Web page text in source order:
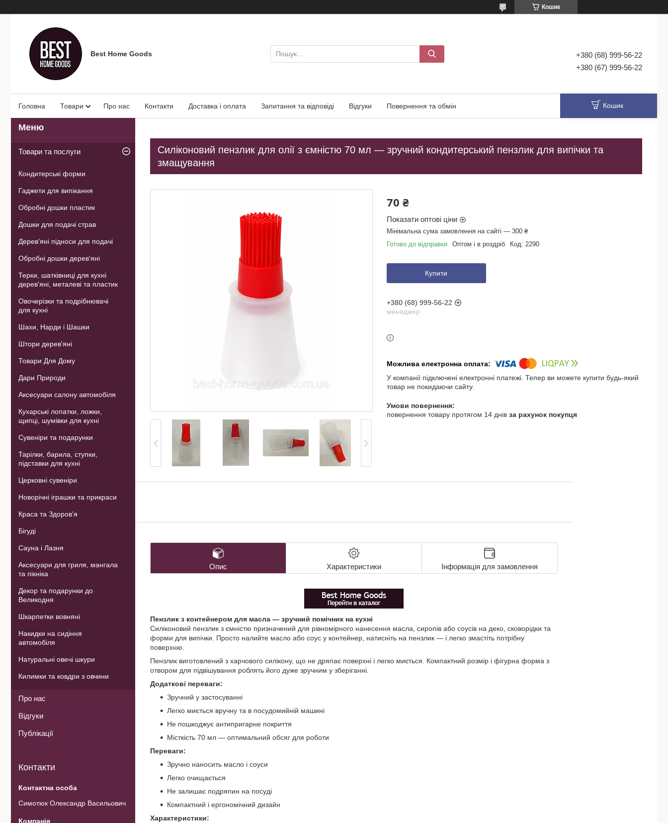
Кошик
Best Home Goods
+380 (68) 999-56-22
+380 (67) 999-56-22
Головна Товари Про нас Контакти Доставка і оплата Запитання та відповіді Відгуки Повернення та обмін Кошик
Силіконовий пензлик для олії з ємністю 70 мл — зручний кондитерський пензлик для випічки та
змащування
70 ₴
Показати оптові ціни
Мінімальна сума замовлення на сайті — 300 ₴
Готово до відправки
Оптом і в роздріб Код: 2290
Купити
+380 (68) 999-56-22
менеджер
У компанії підключені електронні платежі. Тепер ви можете купити будь-який
товар не покидаючи сайту.
повернення товару протягом 14 днів за рахунок покупця
Опис Характеристики Інформація для замовлення
Пензлик з контейнером для масла — зручний помічник на кухні
Силіконовий пензлик з ємністю призначений для рівномірного нанесення масла, сиропів або соусів на деко, сковорідки та
форми для випічки. Просто налийте масло або соус у контейнер, натисніть на пензлик — і легко змастіть потрібну
поверхню.
Пензлик виготовлений з харчового силікону, що не дряпає поверхні і легко миється. Компактний розмір і фігурна форма з
отвором для підвішування роблять його дуже зручним у зберіганні.
Додаткові переваги:
Зручний у застосуванні
Легко миється вручну та в посудомийній машині
Не пошкоджує антипригарне покриття
Місткість 70 мл — оптимальний обсяг для роботи
Переваги:
Зручно наносить масло і соуси
Легко очищається
Не залишає подряпин на посуді
Компактний і ергономічний дизайн
Характеристики:
Товари та послуги
Кондитерські форми
Гаджети для випікання
Обробні дошки пластик
Дошки для подачі страв
Дерев'яні підноси для подачі
Обробні дошки дерев'яні
Терки, шатківниці для кухні
дерев'яні, металеві та пластик
Овочерізки та подрібнювачі
для кухні
Шахи, Нарди і Шашки
Штори дерев'яні
Товари Для Дому
Дари Природи
Аксесуари салону автомобіля
Кухарські лопатки, ложки,
щипці, шумівки для кухні
Сувеніри та подарунки
Тарілки, барила, ступки,
підставки для кухні
Церковні сувеніри
Новорічні іграшки та прикраси
Краса та Здоров'я
Бігуді
Сауна і Лазня
Аксесуари для гриля, мангала
та пікніка
Декор та подарунки до
Великодня
Шкарпетки вовняні
Накидки на сидіння
автомобіля
Натуральні овечі шкури
Килимки та ковдри з овчини
Про нас
Відгуки
Публікації
Контакти
Симотюк Олександр Васильович